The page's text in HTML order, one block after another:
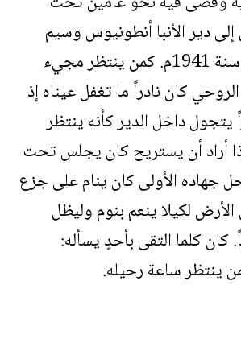
إلى دير الأنبا أنطونيوس وسيم
راهباً في نوفمبر سنة 1941م. كمن ينتظر مجيء
كان نادراً ما تغفل عيناه إذ
يتجول داخل الدير كأنه ينتظر
أراد أن يستريح كان يجلس تحت
جهاده الأولى كان ينام على جزع
لكيلا ينعم بنوم وليظل
كلما التقى بأحدٍ يسأله:
ينتظر ساعة رحيله.